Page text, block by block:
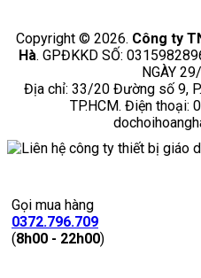
Copyright © 2026. Công ty
Hà. GPĐKKD SỐ:
NGÀY
Địa chỉ: 33/20 Đường số 9,
TP.HCM. Điện thoại:
Gọi mua hàng
0372.796.709
(8h00 - 22h00)